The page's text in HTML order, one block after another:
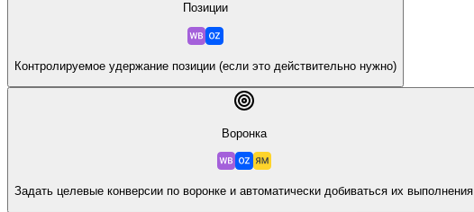
Позиции
Контролируемое удержание позиции (если это действительно нужно)
Воронка
Задать целевые конверсии по воронке и автоматически добиваться их выполнения